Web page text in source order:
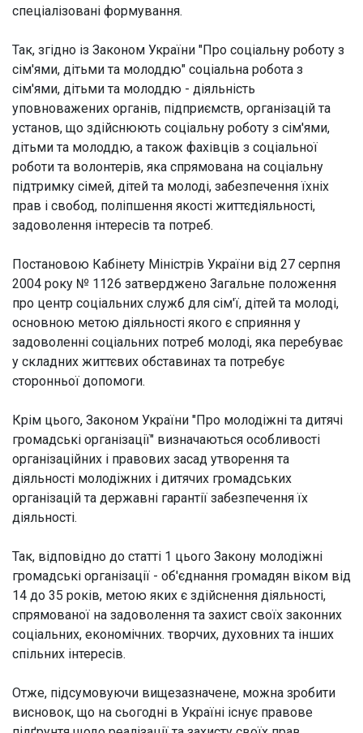
спеціалізовані формування.
Так, згідно із Законом України "Про соціальну роботу з
сім'ями, дітьми та молоддю" соціальна робота з
сім'ями, дітьми та молоддю - діяльність
уповноважених органів, підприємств, організацій та
установ, що здійснюють соціальну роботу з сім'ями,
дітьми та молоддю, а також фахівців з соціальної
роботи та волонтерів, яка спрямована на соціальну
підтримку сімей, дітей та молоді, забезпечення їхніх
прав і свобод, поліпшення якості життєдіяльності,
задоволення інтересів та потреб.
Постановою Кабінету Міністрів України від 27 серпня
2004 року № 1126 затверджено Загальне положення
про центр соціальних служб для сім'ї, дітей та молоді,
основною метою діяльності якого є сприяння у
задоволенні соціальних потреб молоді, яка перебуває
у складних життєвих обставинах та потребує
сторонньої допомоги.
Крім цього, Законом України "Про молодіжні та дитячі
громадські організації" визначаються особливості
організаційних і правових засад утворення та
діяльності молодіжних і дитячих громадських
організацій та державні гарантії забезпечення їх
діяльності.
Так, відповідно до статті 1 цього Закону молодіжні
громадські організації - об'єднання громадян віком від
14 до 35 років, метою яких є здійснення діяльності,
спрямованої на задоволення та захист своїх законних
соціальних, економічних. творчих, духовних та інших
спільних інтересів.
Отже, підсумовуючи вищезазначене, можна зробити
висновок, що на сьогодні в Україні існує правове